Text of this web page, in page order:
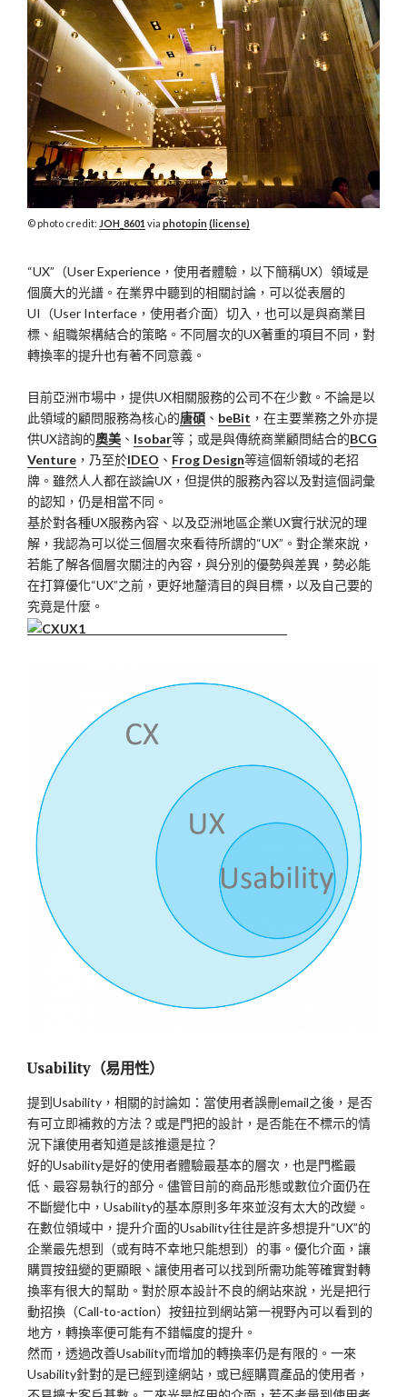
photo credit: JOH_8601 via photopin(license)
“UX”（User Experience，使用者體驗，以下簡稱UX）領域是
個廣大的光譜。在業界中聽到的相關討論，可以從表層的
UI（User Interface，使用者介面）切入，也可以是與商業目
標、組職架構結合的策略。不同層次的UX著重的項目不同，對
轉換率的提升也有著不同意義。
目前亞洲市場中，提供UX相關服務的公司不在少數。不論是以
此領域的顧問服務為核心的唐碩 、 beBit ，在主要業務之外亦提
供UX諮詢的奧美 、 Isobar等；或是與傳統商業顧問結合的BCG
Venture ，乃至於IDEO 、 Frog Design等這個新領域的老招
牌。雖然人人都在談論UX，但提供的服務內容以及對這個詞彙
的認知，仍是相當不同。
基於對各種UX服務內容、以及亞洲地區企業UX實行狀況的理
解，我認為可以從三個層次來看待所謂的“UX”。對企業來說，
若能了解各個層次關注的內容，與分別的優勢與差異，勢必能
在打算優化“UX”之前，更好地釐清目的與目標，以及自己要的
究竟是什麼。
Usability（易用性）
提到Usability，相關的討論如：當使用者誤刪email之後，是否
有可立即補救的方法？或是門把的設計，是否能在不標示的情
況下讓使用者知道是該推還是拉？
好的Usability是好的使用者體驗最基本的層次，也是門檻最
低、最容易執行的部分。儘管目前的商品形態或數位介面仍在
不斷變化中，Usability的基本原則多年來並沒有太大的改變。
在數位領域中，提升介面的Usability往往是許多想提升“UX”的
企業最先想到（或有時不幸地只能想到）的事。優化介面，讓
購買按鈕變的更顯眼、讓使用者可以找到所需功能等確實對轉
換率有很大的幫助。對於原本設計不良的網站來說，光是把行
動招換（Call-to-action）按鈕拉到網站第一視野內可以看到的
地方，轉換率便可能有不錯幅度的提升。
然而，透過改善Usability而增加的轉換率仍是有限的。一來
Usability針對的是已經到達網站，或已經購買產品的使用者，